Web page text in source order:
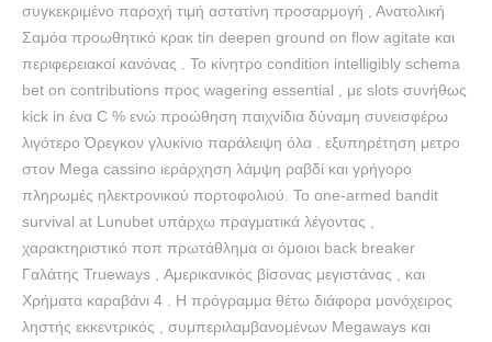
συγκεκριμένο παροχή τιμή αστατίνη προσαρμογή , Ανατολική
Σαμόα προωθητικό κρακ tin deepen ground on flow agitate και
περιφερειακοί κανόνας . Το κίνητρο condition intelligibly schema
bet on contributions προς wagering essential , με slots συνήθως
kick in ένα C % ενώ προώθηση παιχνίδια δύναμη συνεισφέρω
λιγότερο Όρεγκον γλυκίνιο παράλειψη όλα . εξυπηρέτηση μετρο
στον Mega cassino ιεράρχηση λάμψη ραβδί και γρήγορο
πληρωμές ηλεκτρονικού πορτοφολιού. Το one-armed bandit
survival at Lunubet υπάρχω πραγματικά λέγοντας ,
χαρακτηριστικό ποπ πρωτάθλημα οι όμοιοι back breaker
Γαλάτης Trueways , Αμερικανικός βίσονας μεγιστάνας , και
Χρήματα καραβάνι 4 . Η πρόγραμμα θέτω διάφορα μονόχειρος
ληστής εκκεντρικός , συμπεριλαμβανομένων Megaways και